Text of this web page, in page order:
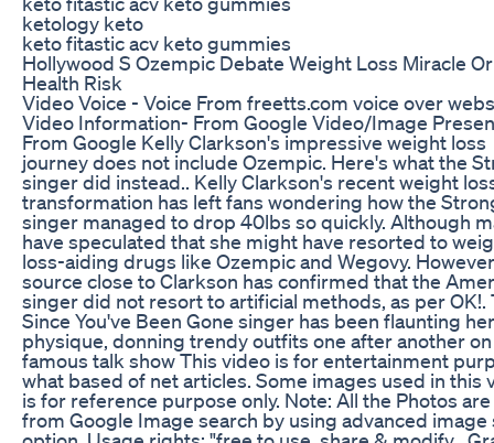
ketology keto
keto fitastic acv keto gummies
Hollywood S Ozempic Debate Weight Loss Miracle Or
Health Risk
Video Voice - Voice From freetts.com voice over
Video Information- From Google Video/Image
From Google Kelly Clarkson's impressive weight loss
journey does not include Ozempic. Here's what the
singer did instead.. Kelly Clarkson's recent weight
transformation has left fans wondering how the
singer managed to drop 40lbs so quickly. Although
have speculated that she might have resorted to
loss-aiding drugs like Ozempic and Wegovy.
source close to Clarkson has confirmed that the
singer did not resort to artificial methods, as per OK!.
Since You've Been Gone singer has been flaunting
physique, donning trendy outfits one after another
famous talk show This video is for entertainment
what based of net articles. Some images used in this
is for reference purpose only. Note: All the Photos
from Google Image search by using advanced image